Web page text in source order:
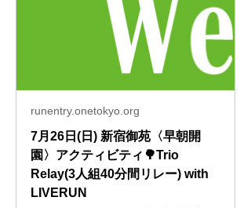
runentry.onetokyo.org
7月26日(日) 新宿御苑〈早朝開
園〉アクティビティ🌳Trio
Relay(3人組40分間リレー) with
LIVERUN